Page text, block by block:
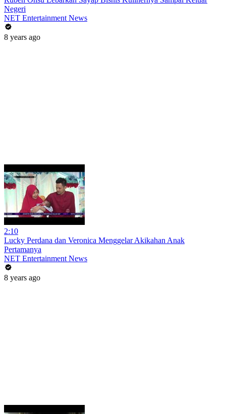
Negeri
NET Entertainment News
8 years ago
2:10
Lucky Perdana dan Veronica Menggelar Akikahan Anak
Pertamanya
NET Entertainment News
8 years ago